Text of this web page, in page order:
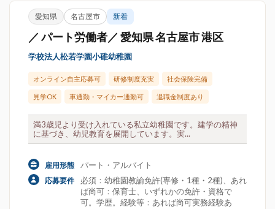
愛知県 名古屋市 新着
／ パート労働者／ 愛知県 名古屋市 港区
学校法人松若学園小碓幼稚園
オンライン自主応募可 研修制度充実 社会保険完備
見学OK 車通勤・マイカー通勤可 退職金制度あり
満3歳児より受け入れている私立幼稚園です。建学の精神
に基づき、幼児教育を展開しています。実...
雇用形態 パート・アルバイト
応募要件
必須：幼稚園教諭免許(専修・1種・2種)、あれ
ば尚可：保育士、いずれかの免許・資格で
可。学歴。経験等：あれば尚可実務経験あ